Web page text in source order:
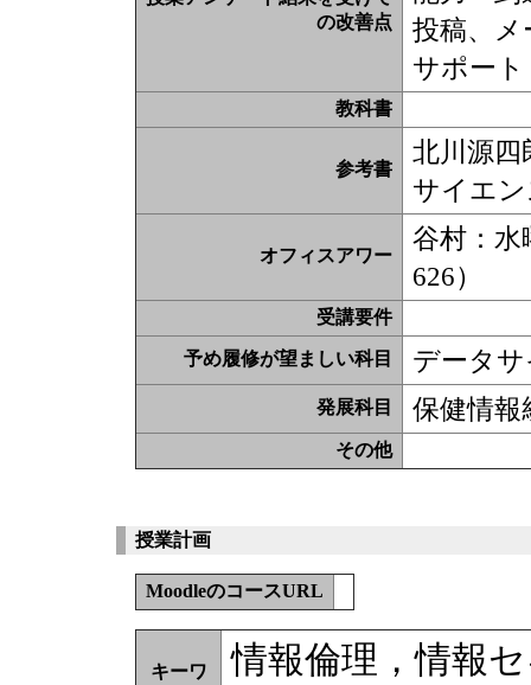
の改善点
投稿、
サポー
教科書
参考書
北川源四
サイエン
オフィスアワー
谷村：
626）
受講要件
予め履修が望ましい科目 データ
発展科目 保健情報
その他
授業計画
MoodleのコースURL
キーワ
情報倫理，情報